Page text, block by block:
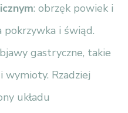
: obrzęk powiek i
i świąd.
gastryczne, takie
wymioty. Rzadziej
układu